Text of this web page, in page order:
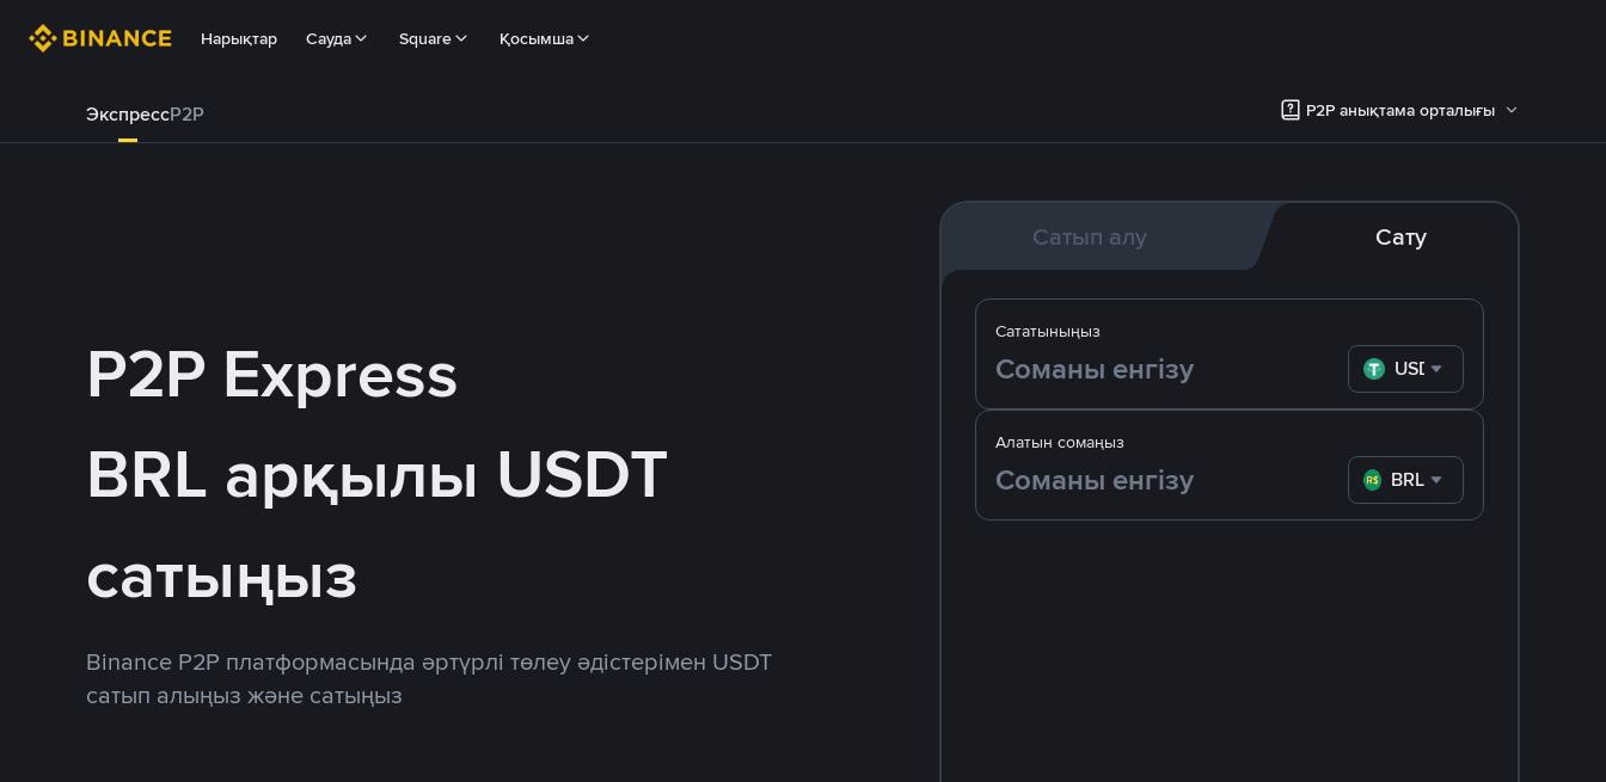
Нарықтар Сауда Square Қосымша
ЭкспрессP2P P2P анықтама орталығы
P2P Express
BRL арқылы USDT
сатыңыз
Binance P2P платформасында әртүрлі төлеу әдістерімен USDT
сатып алыңыз және сатыңыз
Сатып алу Сату
Алатын сомаңыз
BRL
Сататыныңыз
USDT